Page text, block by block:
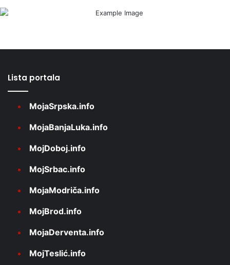
Lista portala
MojaSrpska.info
MojaBanjaLuka.info
MojDoboj.info
MojSrbac.info
MojaModriča.info
MojBrod.info
MojaDerventa.info
MojTeslić.info